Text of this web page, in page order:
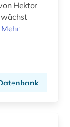
Hektor
wächst
Mehr